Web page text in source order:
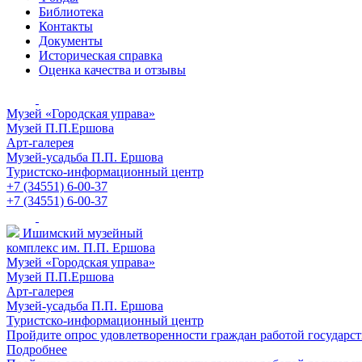
Библиотека
Контакты
Документы
Историческая справка
Оценка качества и отзывы
Музей «Городская управа»
Музей П.П.Ершова
Арт-галерея
Музей-усадьба П.П. Ершова
Туристско-информационный центр
+7 (34551) 6-00-37
+7 (34551) 6-00-37
Ишимский музейный
комплекс им. П.П. Ершова
Музей «Городская управа»
Музей П.П.Ершова
Арт-галерея
Музей-усадьба П.П. Ершова
Туристско-информационный центр
Пройдите опрос удовлетворенности граждан работой
Подробнее